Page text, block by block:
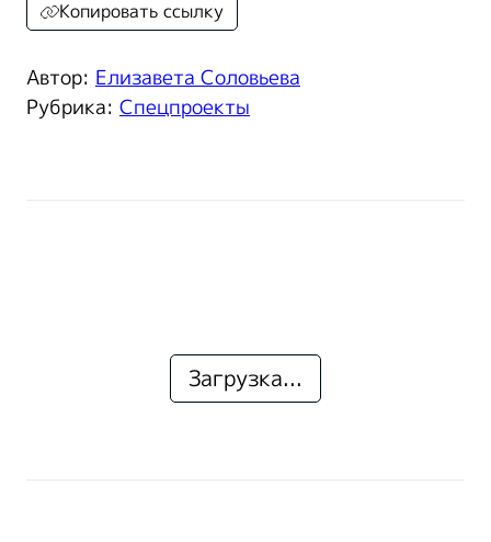
Автор: Елизавета Соловьева
Рубрика: Спецпроекты
Копировать ссылку
Загрузка...